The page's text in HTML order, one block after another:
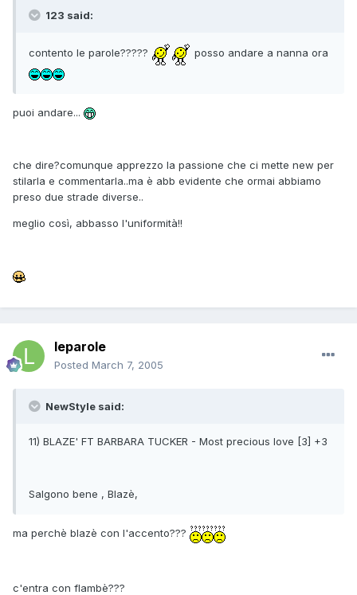
123 said:
contento le parole????? posso andare a nanna ora
puoi andare...
che dire?comunque apprezzo la passione che ci mette new per
stilarla e commentarla..ma è abb evidente che ormai abbiamo
preso due strade diverse..
meglio così, abbasso l'uniformità!!
leparole
Posted March 7, 2005
NewStyle said:
11) BLAZE' FT BARBARA TUCKER - Most precious love [3] +3
Salgono bene , Blazè,
ma perchè blazè con l'accento???
c'entra con flambè???